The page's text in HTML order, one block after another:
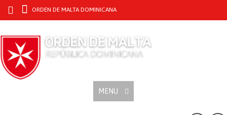
ORDEN DE MALTA DOMINICANA
MENU